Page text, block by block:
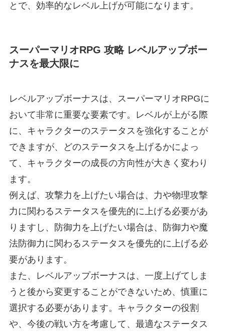
とで、効率的なレベル上げが可能になります。
スーパーマリオRPG 攻略 レベルアップボー
ナスを最大限に
レベルアップボーナスは、スーパーマリオRPGに
おいて非常に重要な要素です。レベルが上がる際
に、キャラクターのステータスを強化することが
できますが、どのステータスを上げるかによっ
て、キャラクターの成長の方向性が大きく変わり
ます。
例えば、攻撃力を上げたい場合は、力や物理攻撃
力に関わるステータスを優先的に上げる必要があ
りますし、防御力を上げたい場合は、防御力や魔
法防御力に関わるステータスを優先的に上げる必
要があります。
また、レベルアップボーナスは、一度上げてしま
うと後から変更することができないため、慎重に
選択する必要があります。キャラクターの役割
や、今後の戦い方を考慮して、最適なステータス